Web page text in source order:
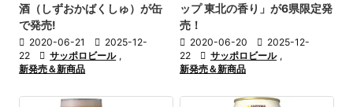
検索
酒（しずおかばくしゅ）が缶
で発売!
 2020-06-21  2025-12-
22
 サッポロビール ,
新発売＆新商品
ップ 東北の香り」が6県限定発
売！
 2020-06-20  2025-12-
22
 サッポロビール ,
新発売＆新商品